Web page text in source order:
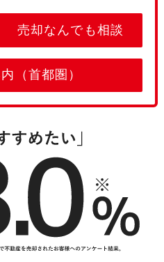
売却なんでも相談
（首都圏）